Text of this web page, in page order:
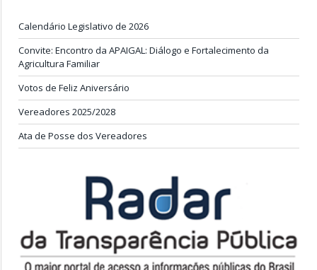
Calendário Legislativo de 2026
Convite: Encontro da APAIGAL: Diálogo e Fortalecimento da
Agricultura Familiar
Votos de Feliz Aniversário
Vereadores 2025/2028
Ata de Posse dos Vereadores